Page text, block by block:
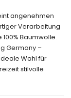
angenehmen
Verarbeitung
Baumwolle.
Germany –
Wahl für
stilvolle